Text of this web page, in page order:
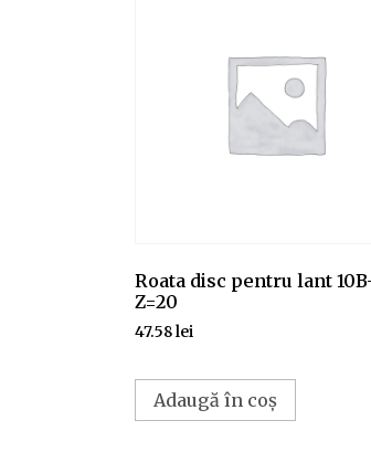
Roata disc pentru lant
Z=20
47.58lei
Adaugă în coș